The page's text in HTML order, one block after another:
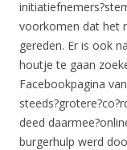
voorkomen dat het
gereden. Er is ook
houtje te gaan
Facebookpagina
deed
burgerhulp werd